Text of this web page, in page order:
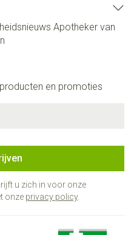
Apotheker van
en promoties
u zich in voor onze
onze privacy policy.